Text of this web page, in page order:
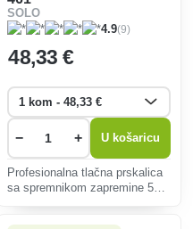
SOLO
4.9(9)
48,33 €
− + U košaricu
Profesionalna tlačna prskalica
sa spremnikom zapremine 5